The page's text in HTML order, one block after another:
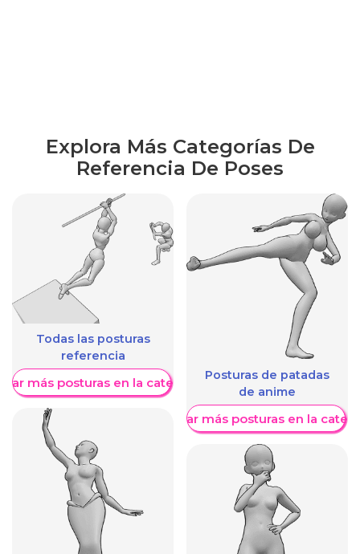
Explora Más Categorías De
Referencia De Poses
Todas las posturas
referencia
más posturas en la categoría Posturas de patadas
de anime
Mostrar más posturas en la